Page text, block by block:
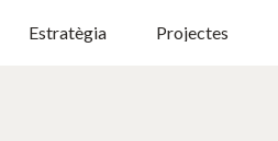
Estratègia Projectes